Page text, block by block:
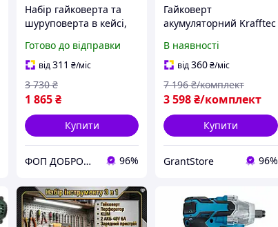
Набір гайковерта та
шуруповерта в кейсі,
ударний гайковерт для
будівництва GR-44
Готово до відправки
від311 ₴/міс
1 865₴
3 730 ₴
Купити
ФОП ДОБРОНЕЦЬКА С.М. 96%
Гайковерт
акумуляторний Krafftec
електричний для
автомобіля, СТО,
будівництва
В наявності
від360₴/міс
3 598₴/комплект
7 196 ₴/комплект
Купити
GrantStore 96%